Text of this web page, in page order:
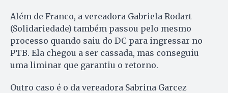
Além de Franco, a vereadora Gabriela Rodart
(Solidariedade) também passou pelo mesmo
processo quando saiu do DC para ingressar no
PTB. Ela chegou a ser cassada, mas conseguiu
uma liminar que garantiu o retorno.
Outro caso é o da vereadora Sabrina Garcez